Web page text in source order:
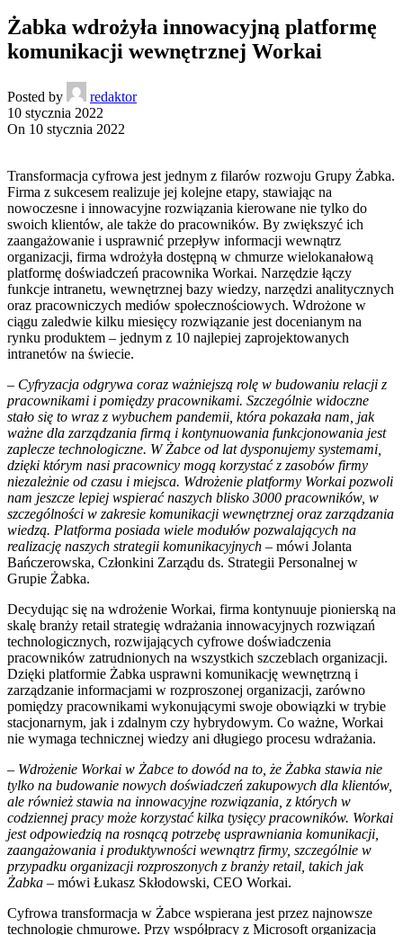
Żabka wdrożyła innowacyjną platformę
komunikacji wewnętrznej Workai
Posted by
redaktor
10 stycznia 2022
On 10 stycznia 2022
Transformacja cyfrowa jest jednym z filarów rozwoju Grupy Żabka.
Firma z sukcesem realizuje jej kolejne etapy, stawiając na
nowoczesne i innowacyjne rozwiązania kierowane nie tylko do
swoich klientów, ale także do pracowników. By zwiększyć ich
zaangażowanie i usprawnić przepływ informacji wewnątrz
organizacji, firma wdrożyła dostępną w chmurze wielokanałową
platformę doświadczeń pracownika Workai. Narzędzie łączy
funkcje intranetu, wewnętrznej bazy wiedzy, narzędzi analitycznych
oraz pracowniczych mediów społecznościowych. Wdrożone w
ciągu zaledwie kilku miesięcy rozwiązanie jest docenianym na
rynku produktem – jednym z 10 najlepiej zaprojektowanych
intranetów na świecie.
– Cyfryzacja odgrywa coraz ważniejszą rolę w budowaniu relacji z
pracownikami i pomiędzy pracownikami. Szczególnie widoczne
stało się to wraz z wybuchem pandemii, która pokazała nam, jak
ważne dla zarządzania firmą i kontynuowania funkcjonowania jest
zaplecze technologiczne. W Żabce od lat dysponujemy systemami,
dzięki którym nasi pracownicy mogą korzystać z zasobów firmy
niezależnie od czasu i miejsca. Wdrożenie platformy Workai pozwoli
nam jeszcze lepiej wspierać naszych blisko 3000 pracowników, w
szczególności w zakresie komunikacji wewnętrznej oraz zarządzania
wiedzą. Platforma posiada wiele modułów pozwalających na
realizację naszych strategii komunikacyjnych – mówi Jolanta
Bańczerowska, Członkini Zarządu ds. Strategii Personalnej w
Grupie Żabka.
Decydując się na wdrożenie Workai, firma kontynuuje pionierską na
skalę branży retail strategię wdrażania innowacyjnych rozwiązań
technologicznych, rozwijających cyfrowe doświadczenia
pracowników zatrudnionych na wszystkich szczeblach organizacji.
Dzięki platformie Żabka usprawni komunikację wewnętrzną i
zarządzanie informacjami w rozproszonej organizacji, zarówno
pomiędzy pracownikami wykonującymi swoje obowiązki w trybie
stacjonarnym, jak i zdalnym czy hybrydowym. Co ważne, Workai
nie wymaga technicznej wiedzy ani długiego procesu wdrażania.
– Wdrożenie Workai w Żabce to dowód na to, że Żabka stawia nie
tylko na budowanie nowych doświadczeń zakupowych dla klientów,
ale również stawia na innowacyjne rozwiązania, z których w
codziennej pracy może korzystać kilka tysięcy pracowników. Workai
jest odpowiedzią na rosnącą potrzebę usprawniania komunikacji,
zaangażowania i produktywności wewnątrz firmy, szczególnie w
przypadku organizacji rozproszonych z branży retail, takich jak
Żabka – mówi Łukasz Skłodowski, CEO Workai.
Cyfrowa transformacja w Żabce wspierana jest przez najnowsze
technologie chmurowe. Przy współpracy z Microsoft organizacja